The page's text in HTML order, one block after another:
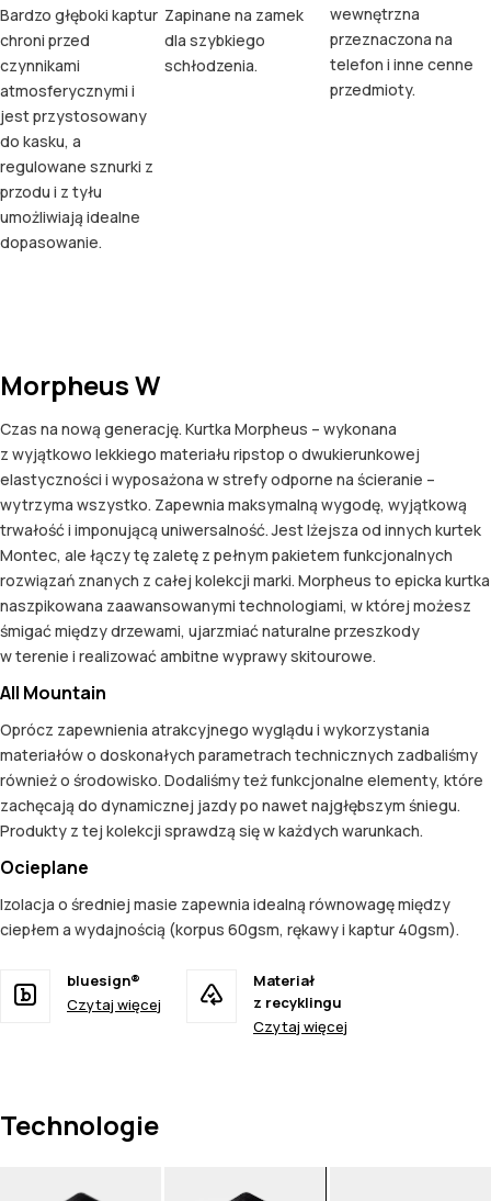
Bardzo głęboki kaptur
chroni przed
czynnikami
atmosferycznymi i
jest przystosowany
do kasku, a
regulowane sznurki z
przodu i z tyłu
umożliwiają idealne
dopasowanie.
Zapinane na zamek
dla szybkiego
schłodzenia.
wewnętrzna
przeznaczona na
telefon i inne cenne
przedmioty.
Morpheus W
Czas na nową generację. Kurtka Morpheus – wykonana
z wyjątkowo lekkiego materiału ripstop o dwukierunkowej
elastyczności i wyposażona w strefy odporne na ścieranie –
wytrzyma wszystko. Zapewnia maksymalną wygodę, wyjątkową
trwałość i imponującą uniwersalność. Jest lżejsza od innych kurtek
Montec, ale łączy tę zaletę z pełnym pakietem funkcjonalnych
rozwiązań znanych z całej kolekcji marki. Morpheus to epicka kurtka
naszpikowana zaawansowanymi technologiami, w której możesz
śmigać między drzewami, ujarzmiać naturalne przeszkody
w terenie i realizować ambitne wyprawy skitourowe.
All Mountain
Oprócz zapewnienia atrakcyjnego wyglądu i wykorzystania
materiałów o doskonałych parametrach technicznych zadbaliśmy
również o środowisko. Dodaliśmy też funkcjonalne elementy, które
zachęcają do dynamicznej jazdy po nawet najgłębszym śniegu.
Produkty z tej kolekcji sprawdzą się w każdych warunkach.
Ocieplane
Izolacja o średniej masie zapewnia idealną równowagę między
ciepłem a wydajnością (korpus 60gsm, rękawy i kaptur 40gsm).
bluesign®
Czytaj więcej
Materiał
z recyklingu
Czytaj więcej
Technologie